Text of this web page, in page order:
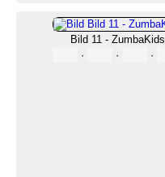
Bild 11 - ZumbaKids
·
· ·